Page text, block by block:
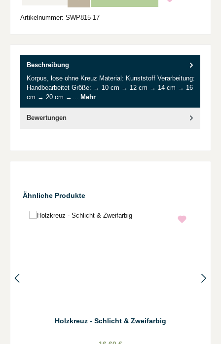
Artikelnummer: SWP815-17
Beschreibung
Korpus, lose ohne Kreuz Material: Kunststoff Verarbeitung:
Handbearbeitet Größe: → 10 cm → 12 cm → 14 cm → 16
cm → 20 cm →… Mehr
Bewertungen
Produktgalerie überspringen
Ähnliche Produkte
Holzkreuz - Schlicht & Zweifarbig